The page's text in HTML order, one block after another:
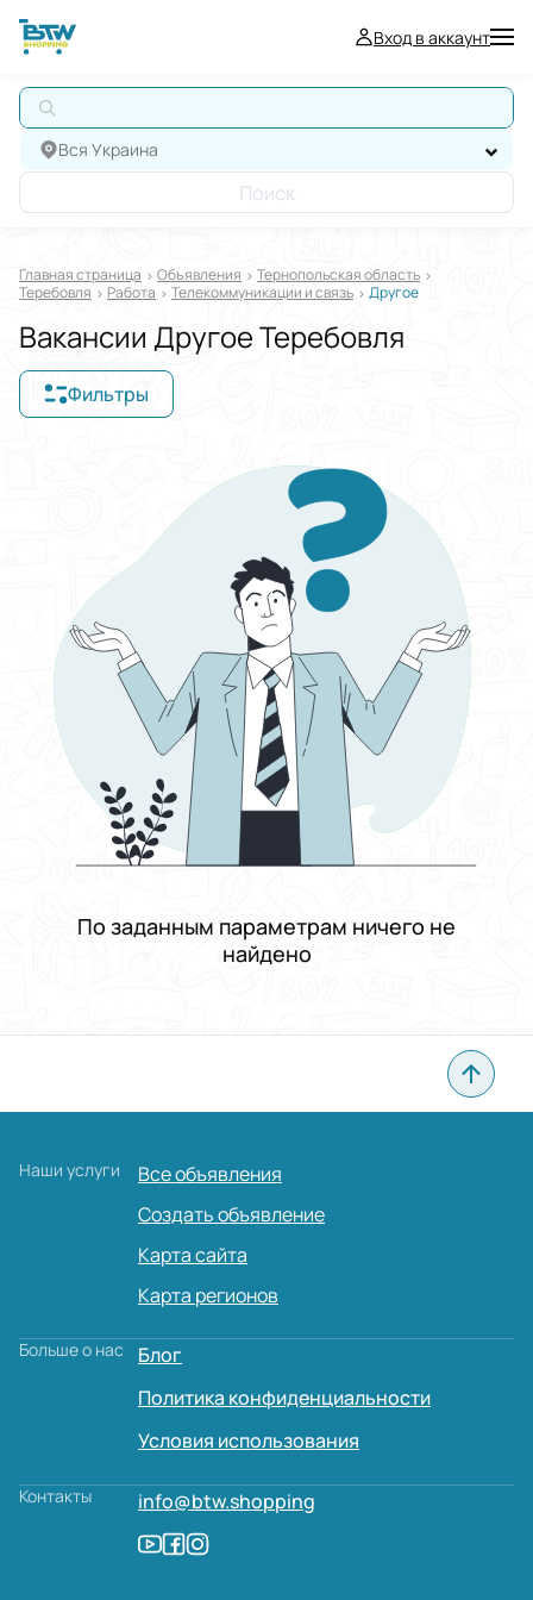
Вход в аккаунт
Вся Украина
Поиск
Главная страница Oбъявления
Тернопольская область
Теребовля
Работа Телекоммуникации и связь Другое
Вакансии Другое Теребовля
Фильтры
Выберите группу категорий
Выберите категорию
Телекоммуникации и связь
Выберите подкатегорию
Другое
Зарплата
От и до Фиксированная Договорная
До
Тип занятости
График работы
По заданным параметрам ничего не
найдено
Наши услуги
Все объявления
Создать объявление
Карта сайта
Карта регионов
Больше о нас
Блог
Политика конфиденциальности
Условия использования
Контакты info@btw.shopping